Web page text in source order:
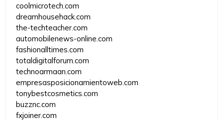
coolmicrotech.com
dreamhousehack.com
the-techteacher.com
automobilenews-online.com
fashionalltimes.com
totaldigitalforum.com
technoarmaan.com
empresasposicionamientoweb.com
tonybestcosmetics.com
buzznc.com
fxjoiner.com